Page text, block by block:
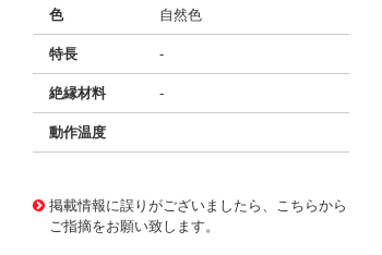
色 自然色
特長 -
絶縁材料 -
動作温度
掲載情報に誤りがございましたら、こちらから
ご指摘をお願い致します。